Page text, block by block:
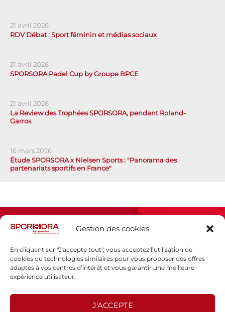
Gestion des cookies
En cliquant sur "J'accepte tout", vous acceptez l’utilisation de
cookies ou technologies similaires pour vous proposer des offres
adaptés à vos centres d’intérêt et vous garantir une meilleure
expérience utilisateur.
J'ACCEPTE
21 avril 2026
RDV Débat : Sport féminin et médias sociaux
21 avril 2026
SPORSORA Padel Cup by Groupe BPCE
21 avril 2026
La Review des Trophées SPORSORA, pendant Roland-
Garros
16 mars 2026
Étude SPORSORA x Nielsen Sports : "Panorama des
partenariats sportifs en France"
Espace presse
Politique de confidentialité